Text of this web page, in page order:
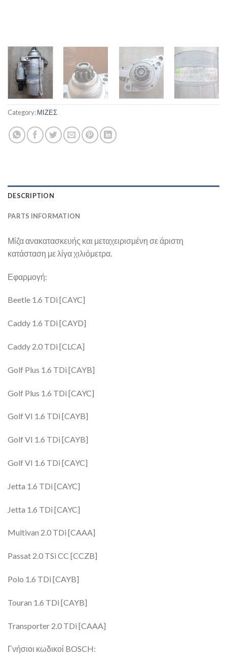
Category:ΜΙΖΕΣ
DESCRIPTION
PARTS INFORMATION
Μίζα ανακατασκευής και μεταχειρισμένη σε άριστη
κατάσταση με λίγα χιλιόμετρα.
Εφαρμογή:
Beetle 1.6 TDi [CAYC]
Caddy 1.6 TDi [CAYD]
Caddy 2.0 TDi [CLCA]
Golf Plus 1.6 TDi [CAYB]
Golf Plus 1.6 TDi [CAYC]
Golf VI 1.6 TDi [CAYB]
Golf VI 1.6 TDi [CAYB]
Golf VI 1.6 TDi [CAYC]
Jetta 1.6 TDi [CAYC]
Jetta 1.6 TDi [CAYC]
Multivan 2.0 TDi [CAAA]
Passat 2.0 TSi CC [CCZB]
Polo 1.6 TDi [CAYB]
Touran 1.6 TDi [CAYB]
Transporter 2.0 TDi [CAAA]
Γνήσιοι κωδικοί BOSCH: